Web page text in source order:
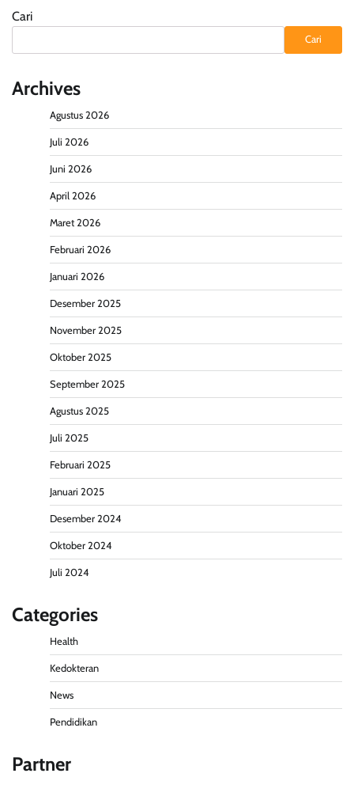
Cari
Cari
Archives
Agustus 2026
Juli 2026
Juni 2026
April 2026
Maret 2026
Februari 2026
Januari 2026
Desember 2025
November 2025
Oktober 2025
September 2025
Agustus 2025
Juli 2025
Februari 2025
Januari 2025
Desember 2024
Oktober 2024
Juli 2024
Categories
Health
Kedokteran
News
Pendidikan
Partner